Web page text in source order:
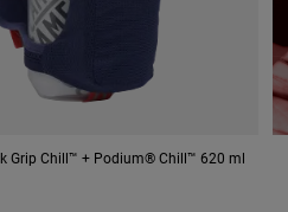
Grip Chill™ + Podium® Chill™ 620 ml